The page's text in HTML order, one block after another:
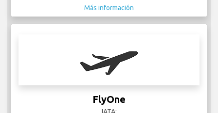
Más información
FlyOne